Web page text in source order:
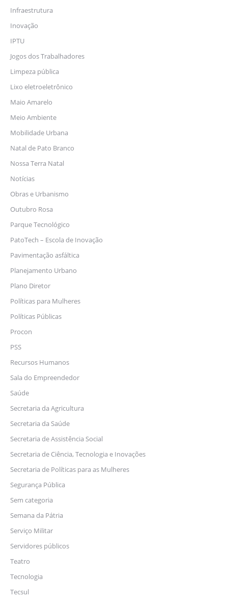
Infraestrutura
Inovação
IPTU
Jogos dos Trabalhadores
Limpeza pública
Lixo eletroeletrônico
Maio Amarelo
Meio Ambiente
Mobilidade Urbana
Natal de Pato Branco
Nossa Terra Natal
Notícias
Obras e Urbanismo
Outubro Rosa
Parque Tecnológico
PatoTech – Escola de Inovação
Pavimentação asfáltica
Planejamento Urbano
Plano Diretor
Políticas para Mulheres
Políticas Públicas
Procon
PSS
Recursos Humanos
Sala do Empreendedor
Saúde
Secretaria da Agricultura
Secretaria da Saúde
Secretaria de Assistência Social
Secretaria de Ciência, Tecnologia e Inovações
Secretaria de Políticas para as Mulheres
Segurança Pública
Sem categoria
Semana da Pátria
Serviço Militar
Servidores públicos
Teatro
Tecnologia
Tecsul